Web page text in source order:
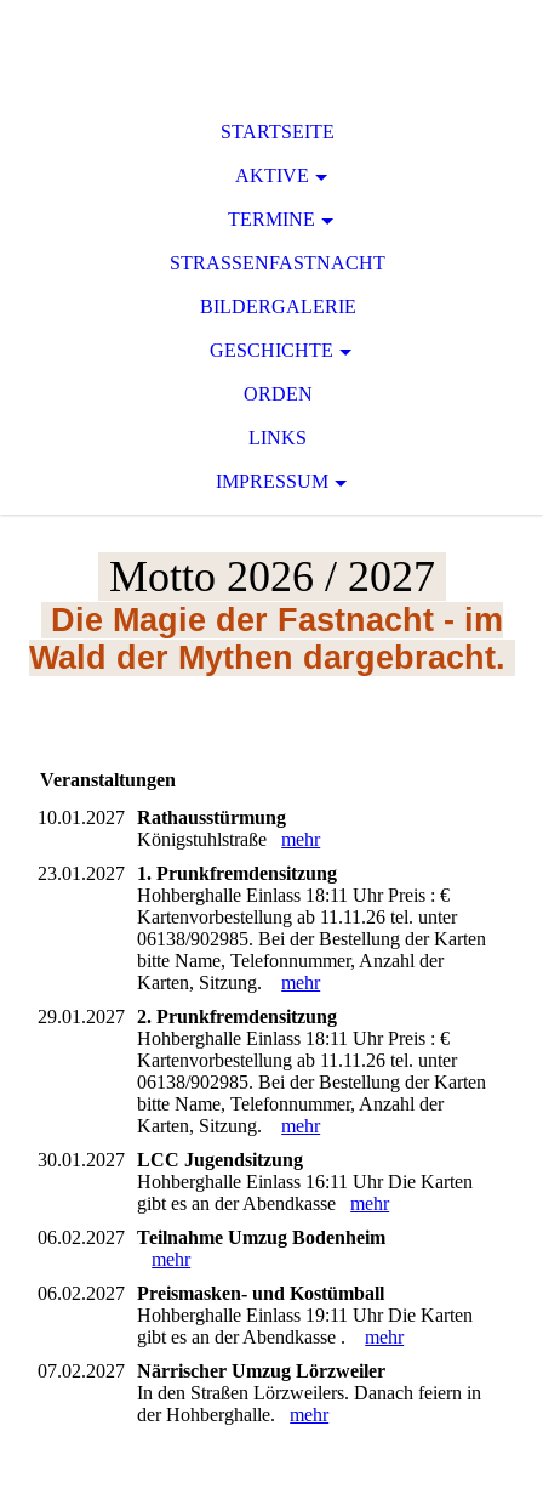
STARTSEITE
AKTIVE
TERMINE
STRASSENFASTNACHT
BILDERGALERIE
GESCHICHTE
ORDEN
LINKS
IMPRESSUM
Motto 2026 / 2027
Die Magie der Fastnacht - im
Wald der Mythen dargebracht.
Veranstaltungen
10.01.2027
Rathausstürmung
Königstuhlstraßemehr
23.01.2027
1. Prunkfremdensitzung
Hohberghalle Einlass 18:11 Uhr Preis : €
Kartenvorbestellung ab 11.11.26 tel. unter
06138/902985. Bei der Bestellung der Karten
bitte Name, Telefonnummer, Anzahl der
Karten, Sitzung.mehr
29.01.2027
2. Prunkfremdensitzung
Hohberghalle Einlass 18:11 Uhr Preis : €
Kartenvorbestellung ab 11.11.26 tel. unter
06138/902985. Bei der Bestellung der Karten
bitte Name, Telefonnummer, Anzahl der
Karten, Sitzung.mehr
30.01.2027
LCC Jugendsitzung
Hohberghalle Einlass 16:11 Uhr Die Karten
gibt es an der Abendkassemehr
06.02.2027
Teilnahme Umzug Bodenheim
mehr
06.02.2027
Preismasken- und Kostümball
Hohberghalle Einlass 19:11 Uhr Die Karten
gibt es an der Abendkasse .mehr
07.02.2027
Närrischer Umzug Lörzweiler
In den Straßen Lörzweilers. Danach feiern in
der Hohberghalle.mehr